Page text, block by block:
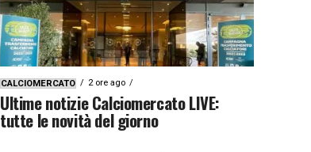
CALCIOMERCATO 2 ore ago
Ultime notizie Calciomercato LIVE:
tutte le novità del giorno